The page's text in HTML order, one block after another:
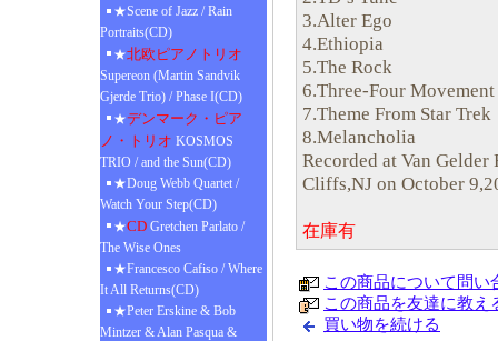
★Scene of Jazz / Rain
Portraits(CD)
★北欧ピアノトリオ
Supereon (Martin Sandvik
Gjerde Trio) / Phase I(CD)
★デンマーク・ピア
ノ・トリオ KOSMOS
TRIO / and the Sun(CD)
★Doug Webb Quartet /
Watch Your Step(CD)
★CD Gretchen Parlato /
The Wise Ones
★Francesco Cafiso / Where
It All Returns(CD)
★Peter Erskine & Bob
Mintzer & Alan Pasqua &
3.Alter Ego
4.Ethiopia
5.The Rock
6.Three-Four Movement
7.Theme From Star Trek
8.Melancholia
Recorded at Van
Cliffs,NJ on October
在庫有
この商品について問い
この商品を友達に教え
買い物を続ける